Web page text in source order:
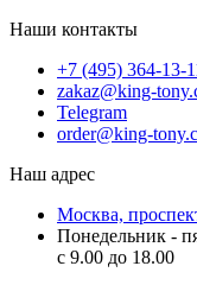
Наши контакты
+7 (495) 364-13-
zakaz@king-
Telegram
order@king-
Наш адрес
Москва,
Понедельник -
c 9.00 до 18.00